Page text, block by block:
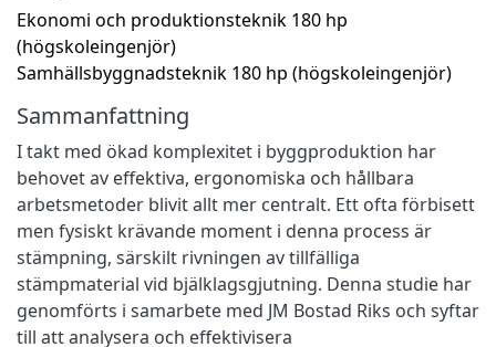
Ekonomi och produktionsteknik 180 hp
(högskoleingenjör)
Samhällsbyggnadsteknik 180 hp (högskoleingenjör)
Sammanfattning
I takt med ökad komplexitet i byggproduktion har
behovet av effektiva, ergonomiska och hållbara
arbetsmetoder blivit allt mer centralt. Ett ofta förbisett
men fysiskt krävande moment i denna process är
stämpning, särskilt rivningen av tillfälliga
stämpmaterial vid bjälklagsgjutning. Denna studie har
genomförts i samarbete med JM Bostad Riks och syftar
till att analysera och effektivisera